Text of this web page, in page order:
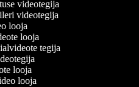
videotegija
videotegija
looja
looja
tegija
looja
looja